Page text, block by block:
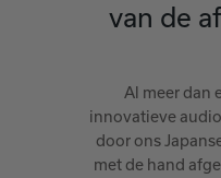
van de
Al meer dan
innovatieve
door ons
met de hand